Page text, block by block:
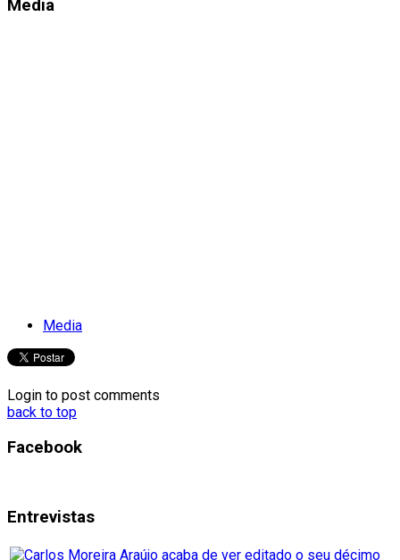
Media
Media
Login to post comments
back to top
Facebook
Entrevistas